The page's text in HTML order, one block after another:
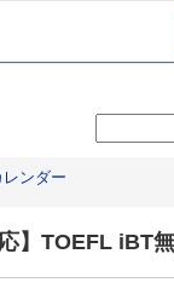
レンダー
】TOEFL iBT